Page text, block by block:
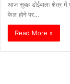
आज सुबह डोईवाला क्षेत्र
फेल होने पर…
Read More »